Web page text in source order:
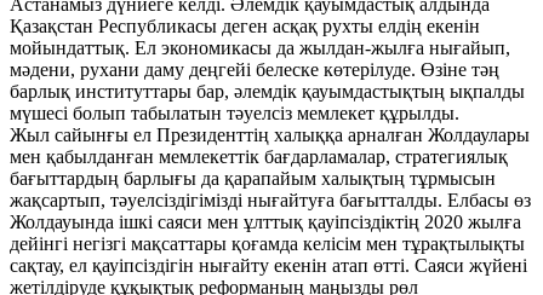
Астанамыз дүниеге келді. Әлемдік қауымдастық алдында
Қазақстан Республикасы деген асқақ рухты елдің екенін
мойындаттық. Ел экономикасы да жылдан-жылға нығайып,
мәдени, рухани даму деңгейі белеске көтерілуде. Өзіне тәң
барлық институттары бар, әлемдік қауымдастықтың ықпалды
мүшесі болып табылатын тәуелсіз мемлекет құрылды.
Жыл сайынғы ел Президенттің халыққа арналған Жолдаулары
мен қабылданған мемлекеттік бағдарламалар, стратегиялық
бағыттардың барлығы да қарапайым халықтың тұрмысын
жақсартып, тәуелсіздігімізді нығайтуға бағытталды. Елбасы өз
Жолдауында ішкі саяси мен ұлттық қауіпсіздіктің 2020 жылға
дейінгі негізгі мақсаттары қоғамда келісім мен тұрақтылықты
сақтау, ел қауіпсіздігін нығайту екенін атап өтті. Саяси жүйені
жетілдіруде құқықтық реформаның маңызды рөл